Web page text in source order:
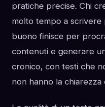
pratiche precise. Chi
molto tempo a
buono finisce per
contenuti e generare
cronico, con testi che
non hanno la